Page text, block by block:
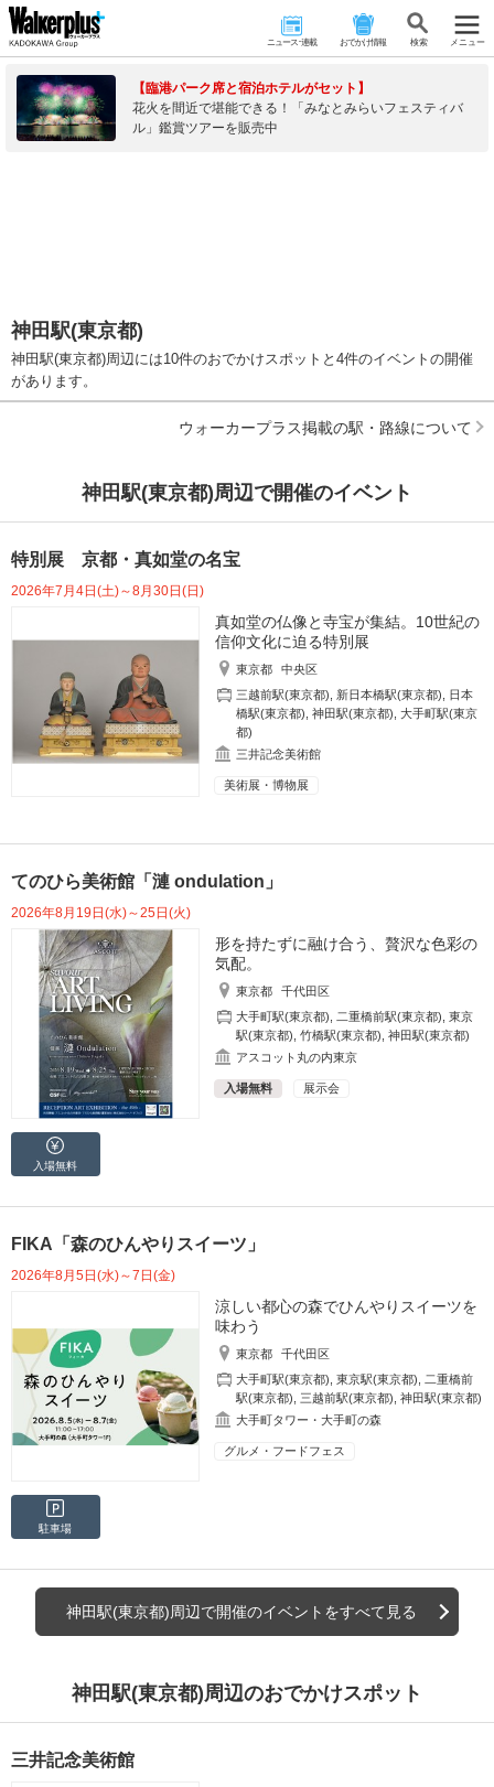
ニュース･連載 おでかけ情報 検 索 メニュー
【臨港パーク席と宿泊ホテルがセット】
花火を間近で堪能できる！「みなとみらいフェスティバ
ル」鑑賞ツアーを販売中
神田駅(東京都)
神田駅(東京都)周辺には10件のおでかけスポットと4件のイベントの開催
があります。
ウォーカープラス掲載の駅・路線について
神田駅(東京都)周辺で開催のイベント
特別展 京都・真如堂の名宝
2026年7月4日(土)～8月30日(日)
真如堂の仏像と寺宝が集結。10世紀の
信仰文化に迫る特別展
東京都
中央区
三越前駅(東京都)
新日本橋駅(東京都)
日本
橋駅(東京都) ,神田駅(東京都) ,大手町駅(東京
都)
三井記念美術館
美術展・博物展
てのひら美術館「漣 ondulation」
2026年8月19日(水)～25日(火)
形を持たずに融け合う、贅沢な色彩の
気配。
東京都
千代田区
大手町駅(東京都)
二重橋前駅(東京都) ,東京
駅(東京都) ,竹橋駅(東京都) ,神田駅(東京都)
アスコット丸の内東京
入場無料 展示会
入場無料
FIKA「森のひんやりスイーツ」
2026年8月5日(水)～7日(金)
涼しい都心の森でひんやりスイーツを
味わう
東京都
千代田区
大手町駅(東京都) ,東京駅(東京都)
二重橋前
駅(東京都)
三越前駅(東京都) ,神田駅(東京都)
大手町タワー・大手町の森
グルメ・フードフェス
駐車場
神田駅(東京都)周辺で開催のイベントをすべて見る
神田駅(東京都)周辺のおでかけスポット
三井記念美術館